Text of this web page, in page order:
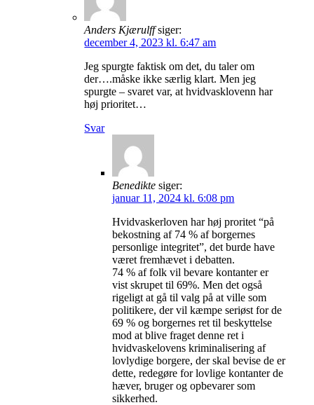
Anders Kjærulff siger:
december 4, 2023 kl. 6:47 am
Jeg spurgte faktisk om det, du taler om
der….måske ikke særlig klart. Men jeg
spurgte – svaret var, at hvidvasklovenn har
høj prioritet…
Svar
Benedikte siger:
januar 11, 2024 kl. 6:08 pm
Hvidvaskerloven har høj proritet “på
bekostning af 74 % af borgernes
personlige integritet”, det burde have
været fremhævet i debatten.
74 % af folk vil bevare kontanter er
vist skrupet til 69%. Men det også
rigeligt at gå til valg på at ville som
politikere, der vil kæmpe seriøst for de
69 % og borgernes ret til beskyttelse
mod at blive fraget denne ret i
hvidvaskelovens kriminalisering af
lovlydige borgere, der skal bevise de er
dette, redegøre for lovlige kontanter de
hæver, bruger og opbevarer som
sikkerhed.